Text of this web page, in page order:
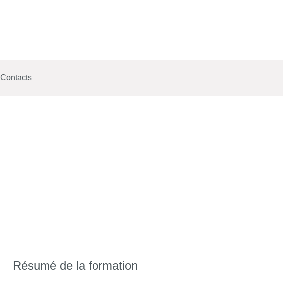
Contacts
Résumé de la formation